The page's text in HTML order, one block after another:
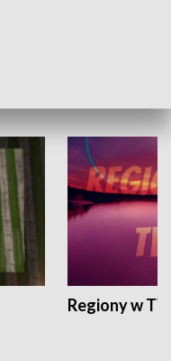
Regiony w